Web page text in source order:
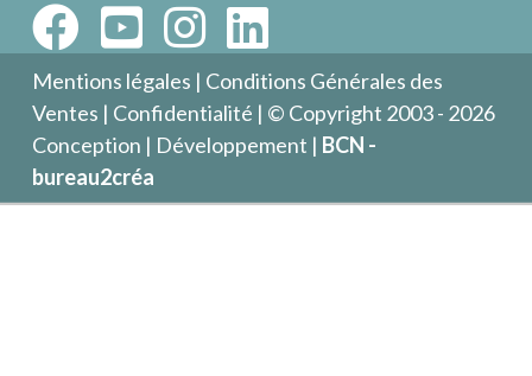
Mentions légales | Conditions Générales des
Ventes | Confidentialité | © Copyright 2003 - 2026
Conception | Développement | BCN -
bureau2créa